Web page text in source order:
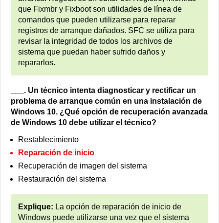
que Fixmbr y Fixboot son utilidades de línea de
comandos que pueden utilizarse para reparar
registros de arranque dañados. SFC se utiliza para
revisar la integridad de todos los archivos de
sistema que puedan haber sufrido daños y
repararlos.
___. Un técnico intenta diagnosticar y rectificar un
problema de arranque común en una instalación de
Windows 10. ¿Qué opción de recuperación avanzada
de Windows 10 debe utilizar el técnico?
Restablecimiento
Reparación de inicio
Recuperación de imagen del sistema
Restauración del sistema
Explique: La opción de reparación de inicio de
Windows puede utilizarse una vez que el sistema